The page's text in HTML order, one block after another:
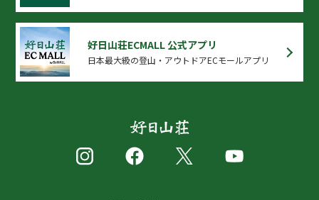
好日山荘ECMALL 公式アプリ
日本最大級の登山・アウトドアECモールアプリ